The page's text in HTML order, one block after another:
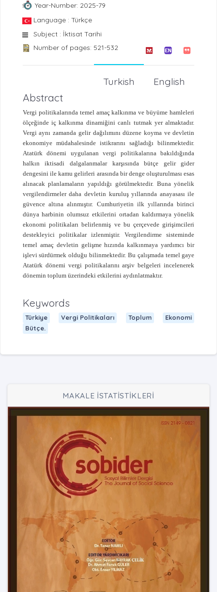
Year-Number: 2025-79
Language : Türkçe
Subject : İktisat Tarihi
Number of pages: 521-532
English
Turkish
Abstract
Vergi politikalarında temel amaç kalkınma ve büyüme hamleleri
ölçeğinde iç kalkınma dinamiğini canlı tutmak yer almaktadır.
Vergi aynı zamanda gelir dağılımını düzene koyma ve devletin
ekonomiye müdahalesinde istikrarını sağladığı bilinmektedir.
Atatürk dönemi uygulanan vergi politikalarına bakıldığında
halkın iktisadi dalgalanmalar karşısında bütçe gelir gider
dengesini ile kamu gelirleri arasında bir denge oluşturulması esas
alınacak planlamaların yapıldığı görülmektedir. Buna yönelik
vergilendirmeler daha devletin kuruluş yıllarında anayasası ile
güvence altına alınmıştır. Cumhuriyetin ilk yıllarında birinci
dünya harbinin olumsuz etkilerini ortadan kaldırmaya yönelik
ekonomi politikaları belirlenmiş ve bu çerçevede girişimcileri
destekleyici politikalar izlenmiştir. Vergilendirme sisteminde
temel amaç devletin gelişme hızında kalkınmaya yardımcı bir
işlevi sürdürmek olduğu bilinmektedir. Bu çalışmada temel gaye
Atatürk dönemi vergi politikalarını arşiv belgeleri incelenerek
dönemin toplum üzerindeki etkilerini aydınlatmaktır.
Keywords
Türkiye Vergi Politikaları Toplum
Ekonomi
Bütçe.
MAKALE İSTATİSTİKLERİ